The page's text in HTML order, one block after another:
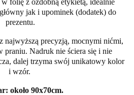
jak i upominek (dodatek) do
prezentu.
najwyższą precyzją, mocnymi nićmi,
praniu. Nadruk nie ściera się i nie
dalej trzyma swój unikatowy kolor
i wzór.
około 90x70cm.